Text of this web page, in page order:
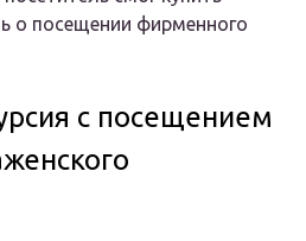
о посещении фирменного
с посещением